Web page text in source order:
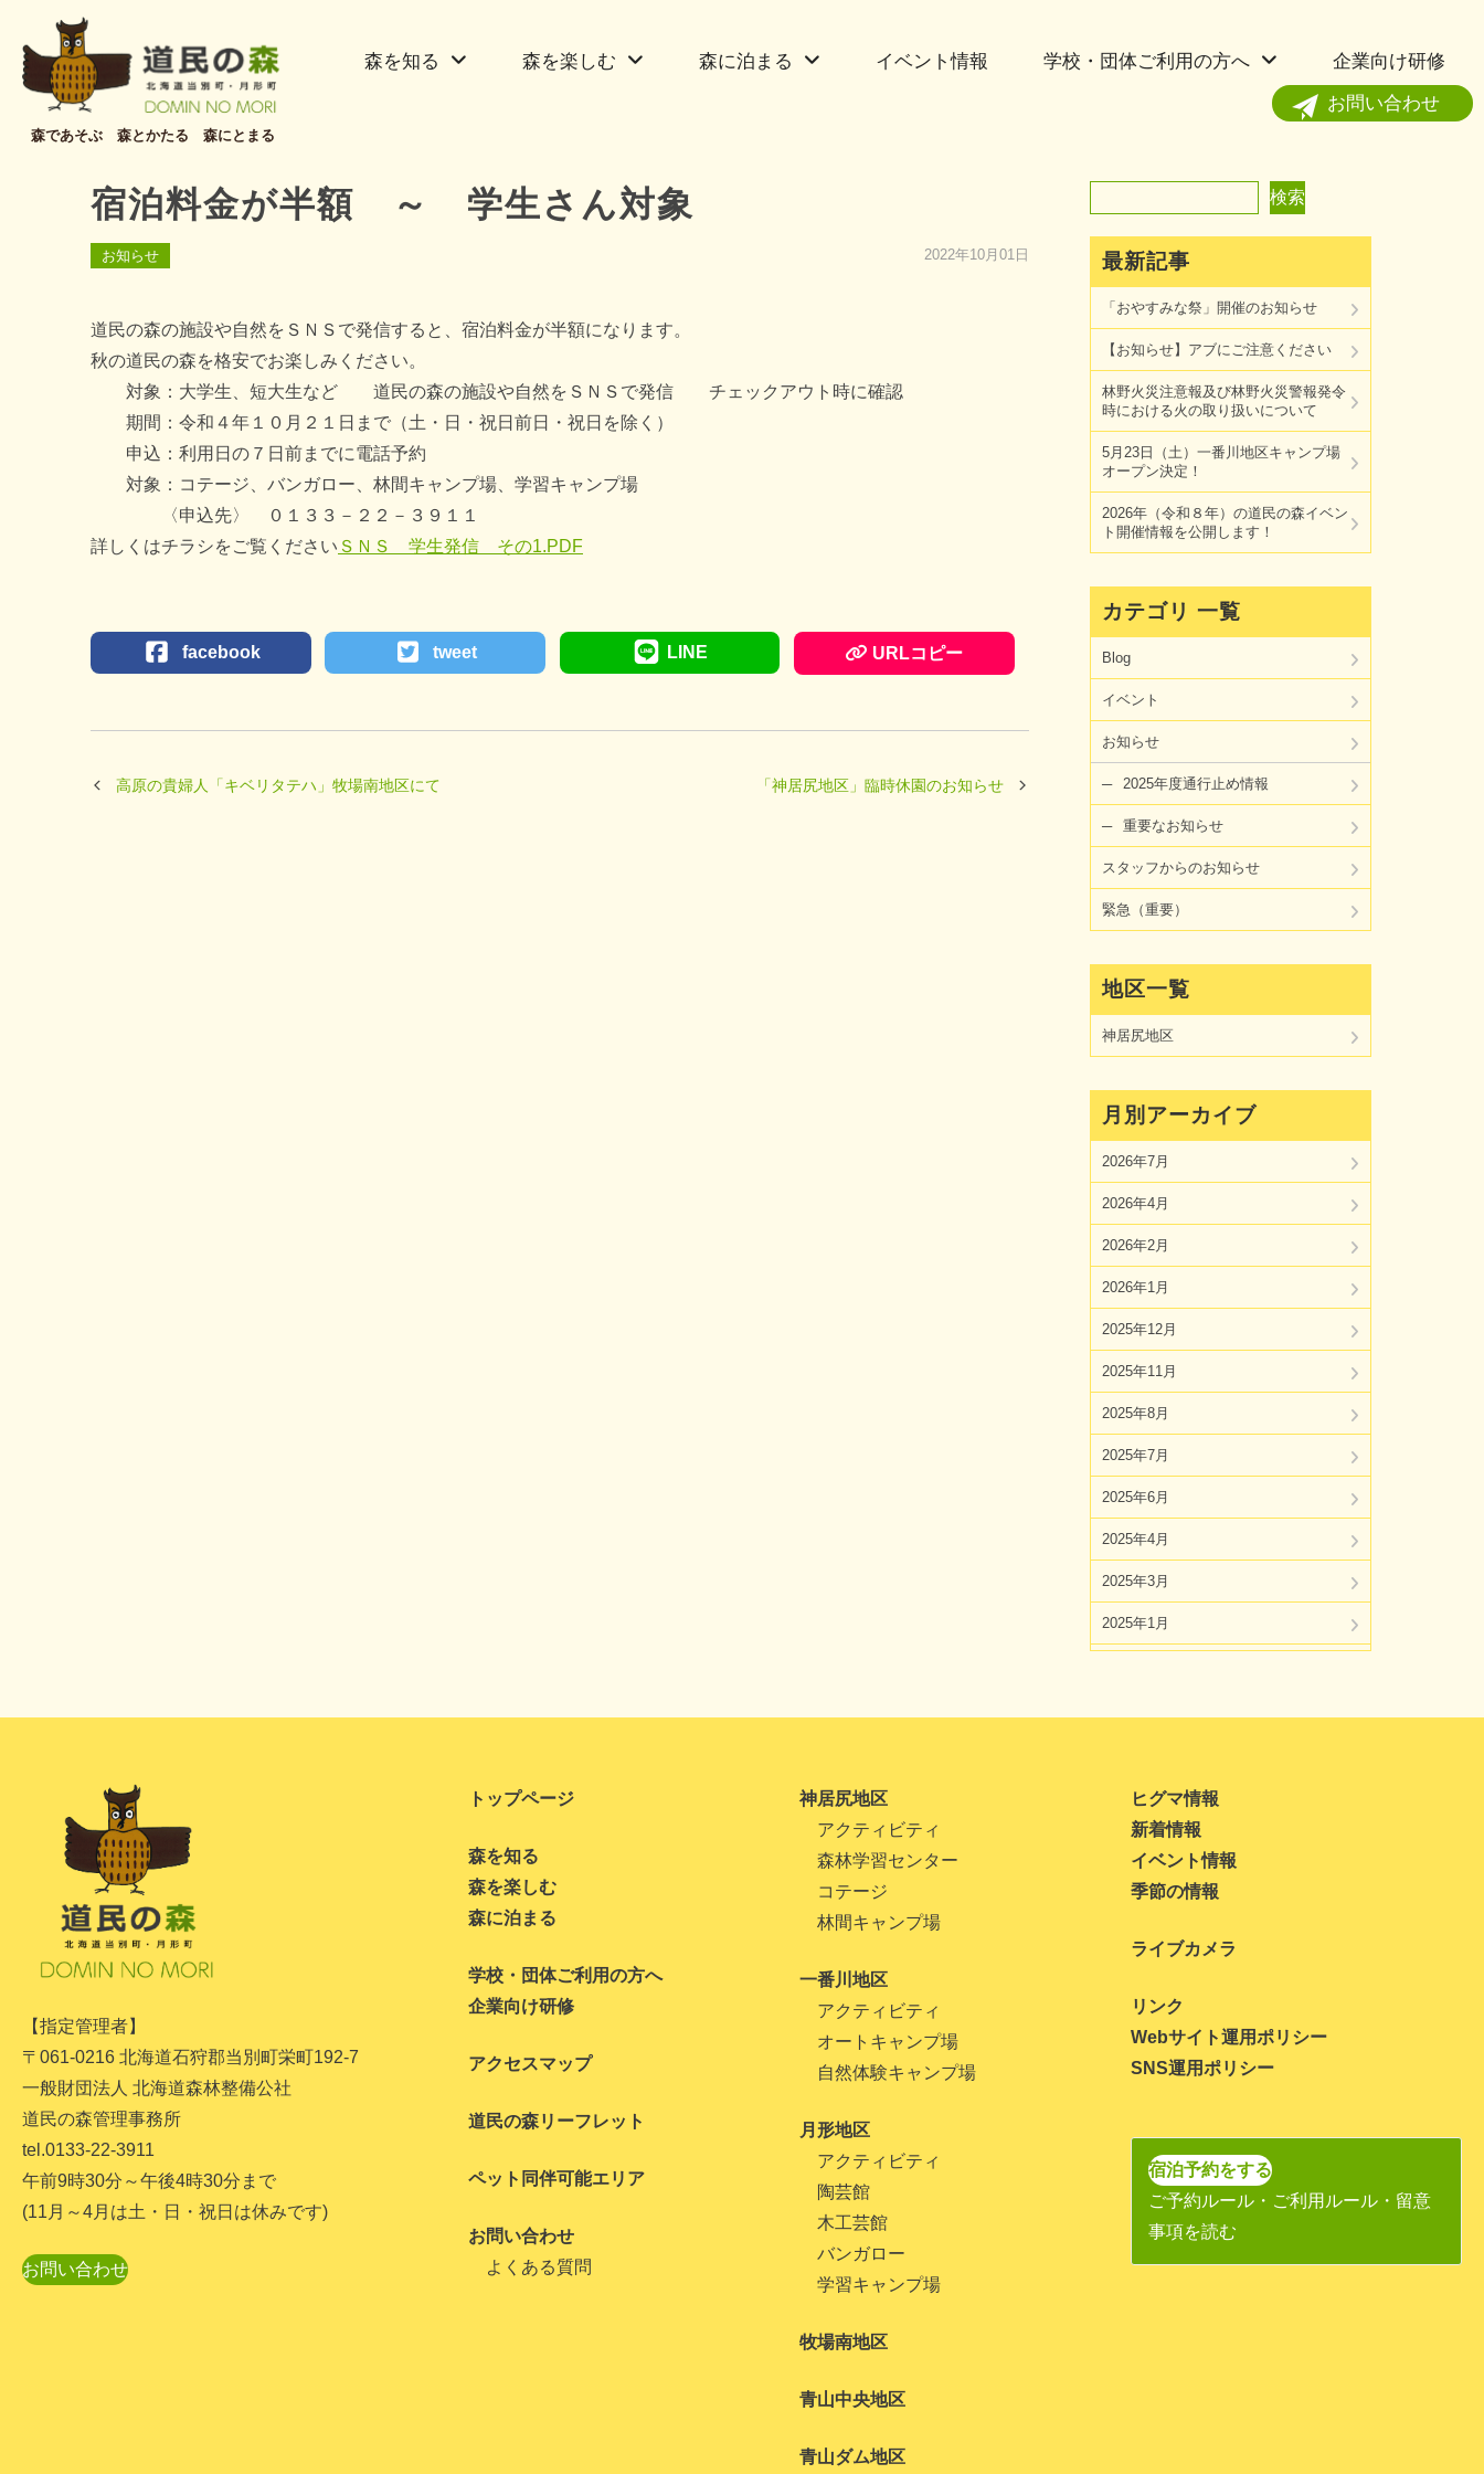
森であそぶ 森とかたる 森にとまる
森を知る 森を楽しむ 森に泊まる イベント情報 学校・団体ご利用の方へ
企業向け研修
お問い合わせ
宿泊料金が半額 ～ 学生さん対象
お知らせ 2022年10月01日
道民の森の施設や自然をＳＮＳで発信すると、宿泊料金が半額になります。
秋の道民の森を格安でお楽しみください。
対象：大学生、短大生など 道民の森の施設や自然をＳＮＳで発信 チェックアウト時に確認
期間：令和４年１０月２１日まで（土・日・祝日前日・祝日を除く）
申込：利用日の７日前までに電話予約
対象：コテージ、バンガロー、林間キャンプ場、学習キャンプ場
〈申込先〉 ０１３３－２２－３９１１
詳しくはチラシをご覧ください ＳＮＳ 学生発信 その1.PDF
facebook tweet LINE URLコピー
高原の貴婦人「キベリタテハ」牧場南地区にて 「神居尻地区」臨時休園のお知らせ
検索
最新記事
「おやすみな祭」開催のお知らせ
【お知らせ】アブにご注意ください
林野火災注意報及び林野火災警報発令
時における火の取り扱いについて
5月23日（土）一番川地区キャンプ場
オープン決定！
2026年（令和８年）の道民の森イベン
ト開催情報を公開します！
カテゴリ 一覧
Blog
イベント
お知らせ
2025年度通行止め情報
重要なお知らせ
スタッフからのお知らせ
緊急（重要）
地区一覧
神居尻地区
月別アーカイブ
2026年7月
2026年4月
2026年2月
2026年1月
2025年12月
2025年11月
2025年8月
2025年7月
2025年6月
2025年4月
2025年3月
2025年1月
2024年7月
2024年5月
2024年1月
2023年11月
2023年10月
2023年7月
2023年6月
【指定管理者】
〒061-0216 北海道石狩郡当別町栄町192-7
一般財団法人 北海道森林整備公社
道民の森管理事務所
tel.0133-22-3911
午前9時30分～午後4時30分まで
(11月～4月は土・日・祝日は休みです)
お問い合わせ
トップページ
森を知る
森を楽しむ
森に泊まる
学校・団体ご利用の方へ
企業向け研修
アクセスマップ
道民の森リーフレット
ペット同伴可能エリア
お問い合わせ
よくある質問
神居尻地区
アクティビティ
森林学習センター
コテージ
林間キャンプ場
一番川地区
アクティビティ
オートキャンプ場
自然体験キャンプ場
月形地区
アクティビティ
陶芸館
木工芸館
バンガロー
学習キャンプ場
牧場南地区
青山中央地区
青山ダム地区
ヒグマ情報
新着情報
イベント情報
季節の情報
ライブカメラ
リンク
Webサイト運用ポリシー
SNS運用ポリシー
宿泊予約をする
ご予約ルール・ご利用ルール・留意
事項を読む